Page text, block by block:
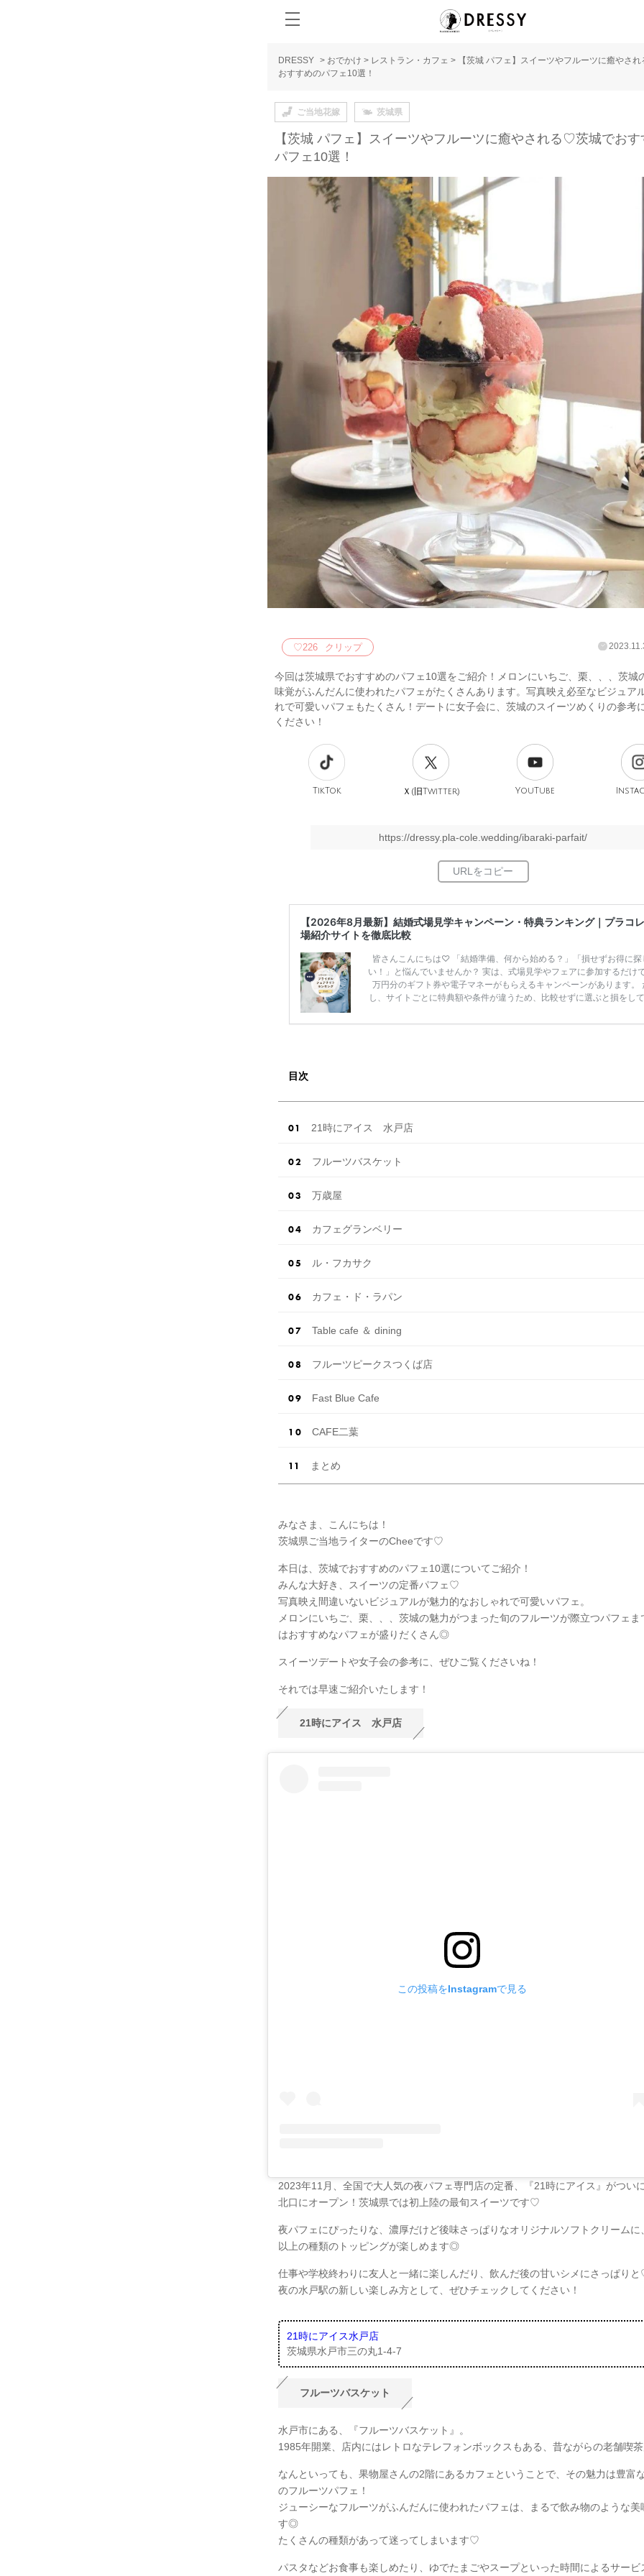
DRESSY > おでかけ > レストラン・カフェ >
【茨城 パフェ】スイーツやフルーツに癒やさ
おすすめのパフェ10選！
ご当地花嫁 茨城県
【茨城 パフェ】スイーツやフルーツに癒やされる♡茨城でおす
パフェ10選！
♡226 クリップ
今回は茨城県でおすすめのパフェ10選をご紹介！メロンにいちご、栗、、、茨城
味覚がふんだんに使われたパフェがたくさんあります。写真映え必至なビジュア
れで可愛いパフェもたくさん！デートに女子会に、茨城のスイーツめくりの参考
ください！
TikTok Ｘ(旧Twitter) YouTube
https://dressy.pla-cole.wedding/ibaraki-parfait/
【2026年8月最新】結婚式場見学キャンペーン・特典ランキング｜プラコ
場紹介サイトを徹底比較
皆さんこんにちは♡ 「結婚準備、何から始める？」「損せずお得に探
い！」と悩んでいませんか？ 実は、式場見学やフェアに参加するだけ
万円分のギフト券や電子マネーがもらえるキャンペーンがあります。
し、サイトごとに特典額や条件が違うため、比較せずに選ぶと損をし
ンペーン特典ランキングを公開！ 比較サイト：プラコレ、ゼクシィ、
目次
21時にアイス 水戸店
フルーツバスケット
万歳屋
カフェグランベリー
ル・フカサク
カフェ・ド・ラパン
Table cafe ＆ dining
フルーツピークスつくば店
Fast Blue Cafe
CAFE二葉
まとめ
みなさま、こんにちは！
茨城県ご当地ライターのCheeです♡
本日は、茨城でおすすめのパフェ10選についてご紹介！
みんな大好き、スイーツの定番パフェ♡
写真映え間違いないビジュアルが魅力的なおしゃれで可愛いパフェ。
メロンにいちご、栗、、、茨城の魅力がつまった旬のフルーツが際立つパフェま
はおすすめなパフェが盛りだくさん◎
スイーツデートや女子会の参考に、ぜひご覧くださいね！
それでは早速ご紹介いたします！
21時にアイス 水戸店
この投稿をInstagramで見る
2023年11月、全国で大人気の夜パフェ専門店の定番、『21時にアイス』がつい
北口にオープン！茨城県では初上陸の最旬スイーツです♡
夜パフェにぴったりな、濃厚だけど後味さっぱりなオリジナルソフトクリームに
以上の種類のトッピングが楽しめます◎
仕事や学校終わりに友人と一緒に楽しんだり、飲んだ後の甘いシメにさっぱり
夜の水戸駅の新しい楽しみ方として、ぜひチェックしてください！
21時にアイス水戸店
茨城県水戸市三の丸1-4-7
フルーツバスケット
水戸市にある、『フルーツバスケット』。
1985年開業、店内にはレトロなテレフォンボックスもある、昔ながらの老舗喫
なんといっても、果物屋さんの2階にあるカフェということで、その魅力は豊富
のフルーツパフェ！
ジューシーなフルーツがふんだんに使われたパフェは、まるで飲み物のような美
す◎
たくさんの種類があって迷ってしまいます♡
パスタなどお食事も楽しめたり、ゆでたまごやスープといった時間によるサービ